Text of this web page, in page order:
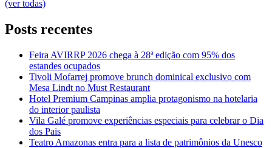
(ver todas)
Posts recentes
Feira AVIRRP 2026 chega à 28ª edição com 95% dos
estandes ocupados
Tivoli Mofarrej promove brunch dominical exclusivo com
Mesa Lindt no Must Restaurant
Hotel Premium Campinas amplia protagonismo na hotelaria
do interior paulista
Vila Galé promove experiências especiais para celebrar o Dia
dos Pais
Teatro Amazonas entra para a lista de patrimônios da Unesco